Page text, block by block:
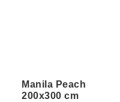
Manila Peach
200x300 cm